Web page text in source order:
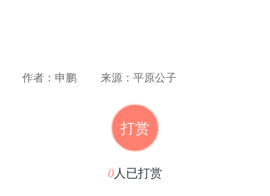
作者：申鹏 来源：平原公子
打赏
0人已打赏